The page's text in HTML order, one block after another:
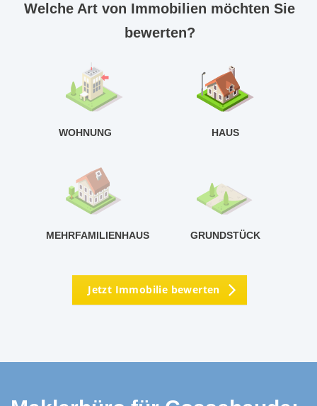
Welche Art von Immobilien möchten Sie
bewerten?
WOHNUNG HAUS
MEHRFAMILIENHAUS GRUNDSTÜCK
Jetzt Immobilie bewerten